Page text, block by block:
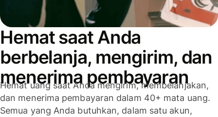
Hemat saat Anda
berbelanja, mengirim, dan
menerima pembayaran
Hemat uang saat Anda mengirim, membelanjakan,
dan menerima pembayaran dalam 40+ mata uang.
Semua yang Anda butuhkan, dalam satu akun,